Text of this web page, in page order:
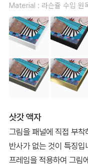
Material : 라슨쥴 수입 원
삿갓 액자
그림을 패널에 직접 부
반사가 없는 것이 특징
프레임을 적용하여 그림